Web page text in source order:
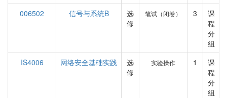
006502
信号与系统B
选
修
笔试（闭卷） 3
课
程
分
组
IS4006
网络安全基础实践
选
修
实验操作 1
课
程
分
组